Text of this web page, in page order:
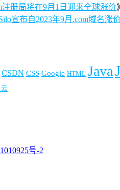
注册局将在9月1日迎来全球涨价》
宣布自2023年9月.com域名涨
CSDN CSS Google HTML Java
云
号-2